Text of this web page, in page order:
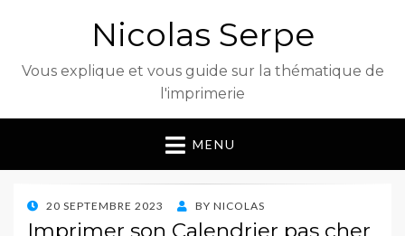
Nicolas Serpe
Vous explique et vous guide sur la thématique de
l'imprimerie
MENU
POSTED
ON
20 SEPTEMBRE 2023 BY NICOLAS